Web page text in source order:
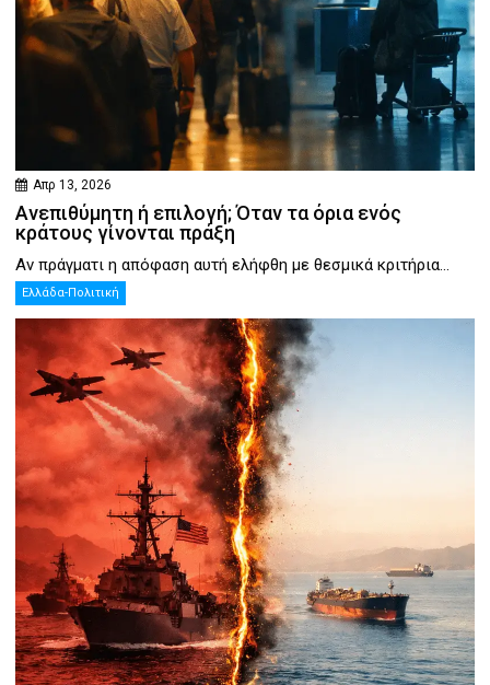
Απρ 13, 2026
Ανεπιθύμητη ή επιλογή; Όταν τα όρια ενός
κράτους γίνονται πράξη
Αν πράγματι η απόφαση αυτή ελήφθη με θεσμικά κριτήρια...
Ελλάδα-Πολιτική